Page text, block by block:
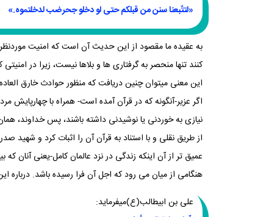
«لتتّبعنا سنن من قبلکم حتی لو دخلو جحرضب لدخلتموه.»
به عقیده ما مقصود از این حدیث آن است که امنیت
‏کنند تنها منحصر به گرفتاری ها و بلاها نیست، زیرا در
این معنی می‏توان چنین دریافت که منظور حوادث خارق العاده ‏ای چون قصه کهف و قصه
اگر عزیر-آن‏گونه که در قرآن آمده است- همراه با
نیازی به خوردنی یا نوشیدنی داشته باشند، پس
از طریق نقلی و با استناد به قرآن آن را اثبات کرد و شهید
عمیق تر از آن این‏که زندگی در نزد عالمان کامل-یعنی آنان
هنگامی از میان می‏ رود که اجل آن فرا رسیده باشد. درباره
علی بن ابیطالب(ع)می‏فرماید: